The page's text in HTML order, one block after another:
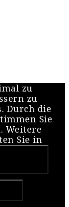
zu
zu
Durch die
Sie
Weitere
Sie in